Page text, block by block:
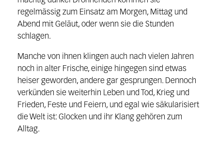
regelmässig zum Einsatz am Morgen, Mittag und
Abend mit Geläut, oder wenn sie die Stunden
schlagen.
Manche von ihnen klingen auch nach vielen Jahren
noch in alter Frische, einige hingegen sind etwas
heiser geworden, andere gar gesprungen. Dennoch
verkünden sie weiterhin Leben und Tod, Krieg und
Frieden, Feste und Feiern, und egal wie säkularisiert
die Welt ist: Glocken und ihr Klang gehören zum
Alltag.